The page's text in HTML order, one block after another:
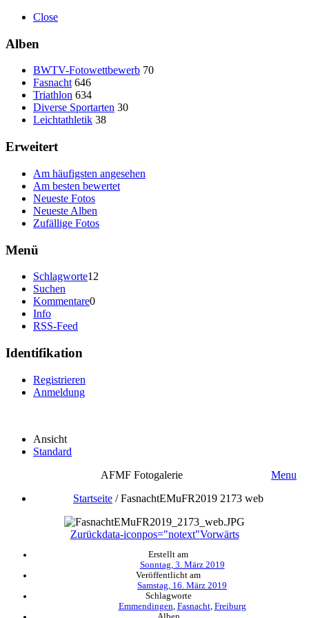
Close
Alben
BWTV-Fotowettbewerb 70
Fasnacht 646
Triathlon 634
Diverse Sportarten 30
Leichtathletik 38
Erweitert
Am häufigsten angesehen
Am besten bewertet
Neueste Fotos
Neueste Alben
Zufällige Fotos
Menü
Schlagworte12
Suchen
Kommentare0
Info
RSS-Feed
Identifikation
Registrieren
Anmeldung
Ansicht
Standard
AFMF Fotogalerie
Menu
Startseite /FasnachtEMuFR2019 2173 web
Zurückdata-iconpos="notext"Vorwärts
Erstellt am
Sonntag, 3. März 2019
Veröffentlicht am
Samstag, 16. März 2019
Schlagworte
Emmendingen Fasnacht, Freiburg